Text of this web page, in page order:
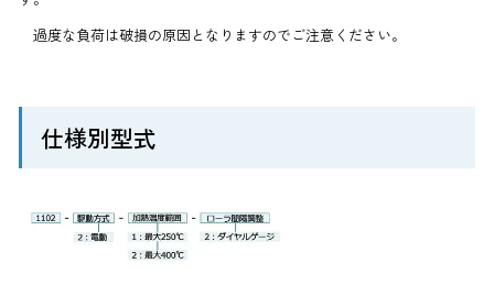
過度な負荷は破損の原因となりますのでご注意ください。
仕様別型式